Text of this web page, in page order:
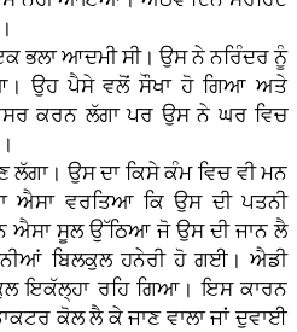
ਭਲਾ ਆਦਮੀ ਸੀ। ਉਸ ਨੇ ਨਰਿੰਦਰ ਨੂੰ
ਉਹ ਪੈਸੇ ਵਲੋਂ ਸੌਖਾ ਹੋ ਗਿਆ ਅਤੇ
ਕਰਨ ਲੱਗਾ ਪਰ ਉਸ ਨੇ ਘਰ ਵਿਚ
ਉਸ ਦਾ ਕਿਸੇ ਕੰਮ ਵਿਚ ਵੀ ਮਨ
ਐਸਾ ਵਰਤਿਆ ਕਿ ਉਸ ਦੀ ਪਤਨੀ
ਐਸਾ ਸੂਲ ਉੱਠਿਆ ਜੋ ਉਸ ਦੀ ਜਾਨ ਲੈ
ਬਿਲਕੁਲ ਹਨੇਰੀ ਹੋ ਗਈ। ਐਡੀ
ਇਕੱਲ੍ਹਾ ਰਹਿ ਗਿਆ। ਇਸ ਕਾਰਨ
ਕੋਲ ਲੈ ਕੇ ਜਾਣ ਵਾਲਾ ਜਾਂ ਦੁਵਾਈ